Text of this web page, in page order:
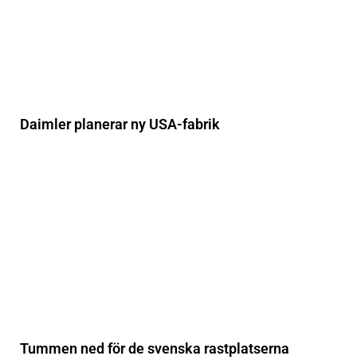
Daimler planerar ny USA-fabrik
Tummen ned för de svenska rastplatserna